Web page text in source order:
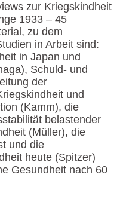
zur Kriegskindheit
1933 – 45
zu dem
in Arbeit sind:
in Japan und
Schuld- und
der
und
(Kamm), die
belastender
(Müller), die
und die
heute (Spitzer)
Gesundheit nach 60